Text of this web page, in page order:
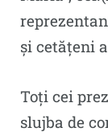
și cetățeni
Toți cei
slujba de